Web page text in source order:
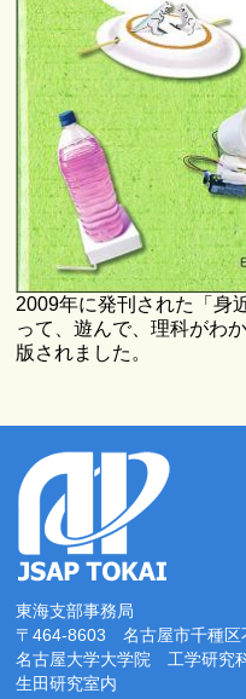
2009年に発刊された「身
って、遊んで、理科がわ
版されました。
東海支部事務局
〒464-8603 名古屋市千種区
名古屋大学大学院 工学研究
生田研究室内